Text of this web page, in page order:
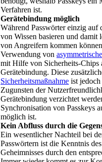
Verfahren ist.
Gerätebindung möglich
Während Passwörter einzig auf
von Wissen basieren und damit
von Angreifern kommen
Verwendung von
mit Hilfe von Sicherheits-Chips
Gerätebindung. Diese
Sicherheitsmaßnahme ist
Zugunsten der
Gerätebindung verzichtet
Synchronisation von Passkeys
möglich ist.
Kein Abfluss durch die
Ein wesentlicher Nachteil bei
Passwörtern ist die Kenntnis
Geheimnisses durch den